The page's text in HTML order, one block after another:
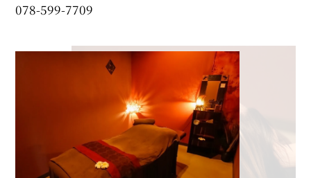
078-599-7709